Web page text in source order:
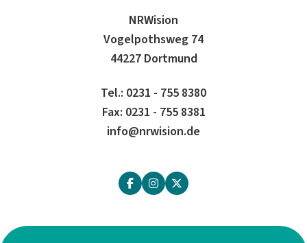
NRWision
Vogelpothsweg 74
44227 Dortmund
Tel.: 0231 - 755 8380
Fax: 0231 - 755 8381
info@nrwision.de